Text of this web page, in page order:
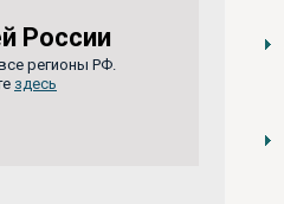
России
регионы РФ.
здесь